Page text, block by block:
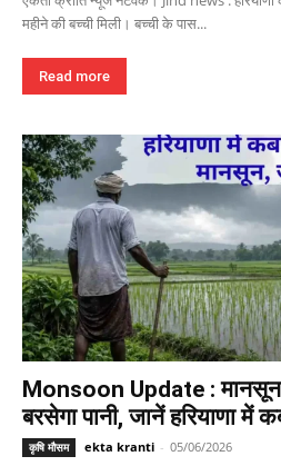
महीने की बच्ची मिली। बच्ची के पास...
Read more
Monsoon Update :
बरसेगा पानी, जानें हरियाणा में
कृषि मौसम ekta kranti - 05/06/2026